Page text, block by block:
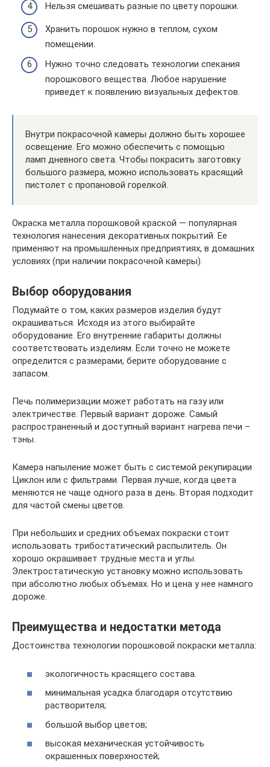
Нельзя смешивать разные по цвету порошки.
Хранить порошок нужно в теплом, сухом
помещении.
Нужно точно следовать технологии спекания
порошкового вещества. Любое нарушение
приведет к появлению визуальных дефектов.
Внутри покрасочной камеры должно быть хорошее
освещение. Его можно обеспечить с помощью
ламп дневного света. Чтобы покрасить заготовку
большого размера, можно использовать красящий
пистолет с пропановой горелкой.
Окраска металла порошковой краской — популярная
технология нанесения декоративных покрытий. Ее
применяют на промышленных предприятиях, в домашних
условиях (при наличии покрасочной камеры).
Выбор оборудования
Подумайте о том, каких размеров изделия будут
окрашиваться. Исходя из этого выбирайте
оборудование. Его внутренние габариты должны
соответствовать изделиям. Если точно не можете
определится с размерами, берите оборудование с
запасом.
Печь полимеризации может работать на газу или
электричестве. Первый вариант дороже. Самый
распространенный и доступный вариант нагрева печи –
тэны.
Камера напыление может быть с системой рекупирации
Циклон или с фильтрами. Первая лучше, когда цвета
меняются не чаще одного раза в день. Вторая подходит
для частой смены цветов.
При небольших и средних объемах покраски стоит
использовать трибостатический распылитель. Он
хорошо окрашивает трудные места и углы.
Электростатическую установку можно использовать
при абсолютно любых объемах. Но и цена у нее намного
дороже.
Преимущества и недостатки метода
Достоинства технологии порошковой покраски металла:
экологичность красящего состава.
минимальная усадка благодаря отсутствию
растворителя;
большой выбор цветов;
высокая механическая устойчивость
окрашенных поверхностей;